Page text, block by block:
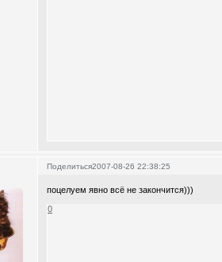
Поделиться2007-08-26 22:38:25
поцелуем явно всё не закончится)))
0